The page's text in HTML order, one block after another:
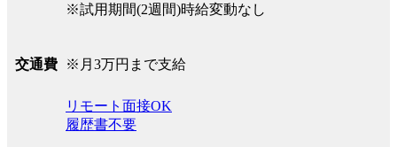
※試用期間(2週間)時給変動なし
交通費 ※月3万円まで支給
リモート面接OK
履歴書不要